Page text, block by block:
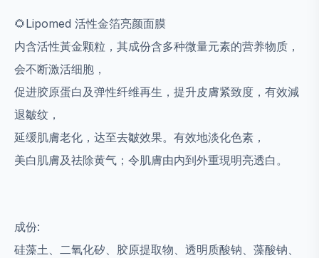
🌻Lipomed 活性金箔亮颜面膜
内含活性黃金颗粒，其成份含多种微量元素的营养物质，
会不断激活细胞，
促进胶原蛋白及弹性纤维再生，提升皮膚紧致度，有效減
退皺纹，
延缓肌膚老化，达至去皺效果。有效地淡化色素，
美白肌膚及祛除黄气；令肌膚由内到外重現明亮透白。
成份:
硅藻土、二氧化矽、胶原提取物、透明质酸钠、藻酸钠、